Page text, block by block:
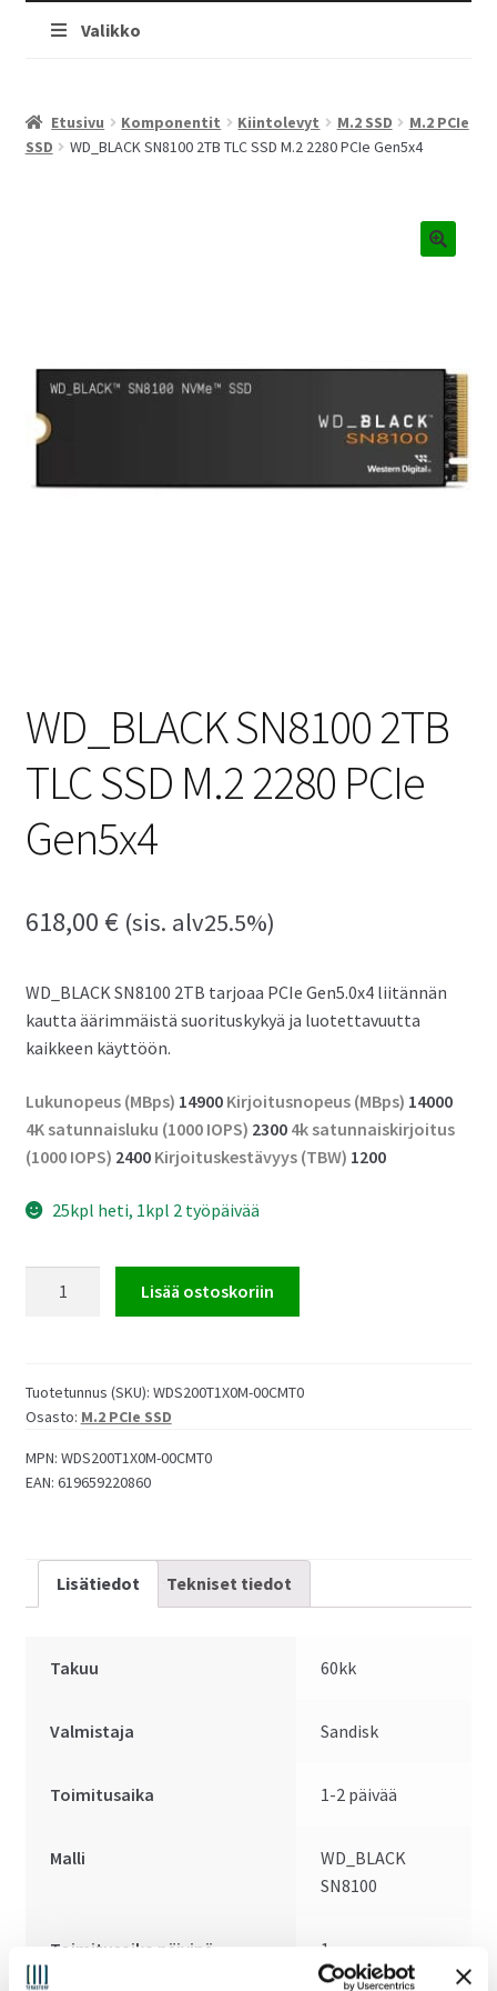
Valikko
Etusivu Komponentit Kiintolevyt M.2 SSD
M.2 PCIe
SSD
WD_BLACK SN8100 2TB TLC SSD M.2 2280 PCIe Gen5x4
WD_BLACK SN8100 2TB
TLC SSD M.2 2280 PCIe
Gen5x4
618,00 €(sis. alv25.5%)
WD_BLACK SN8100 2TB tarjoaa PCIe Gen5.0x4 liitännän
kautta äärimmäistä suorituskykyä ja luotettavuutta
kaikkeen käyttöön.
Lukunopeus (MBps) 14900 Kirjoitusnopeus (MBps) 14000
4K satunnaisluku (1000 IOPS) 2300 4k satunnaiskirjoitus
(1000 IOPS) 2400 Kirjoituskestävyys (TBW) 1200
25kpl heti, 1kpl 2 työpäivää
SSD
M.2
PCIe
Lisää ostoskoriin
Tuotetunnus (SKU): WDS200T1X0M-00CMT0
Osasto: M.2 PCIe SSD
MPN: WDS200T1X0M-00CMT0
EAN: 619659220860
Lisätiedot Tekniset tiedot
Takuu 60kk
Valmistaja Sandisk
Toimitusaika 1-2 päivää
Malli
WD_BLACK
SN8100
Toimitusaika päivinä 1